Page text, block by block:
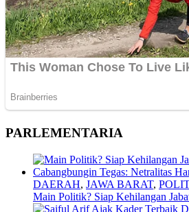
PARLEMENTARIA
DAERAH, JAWA BARAT,
Main Politik? Siap Kehilangan